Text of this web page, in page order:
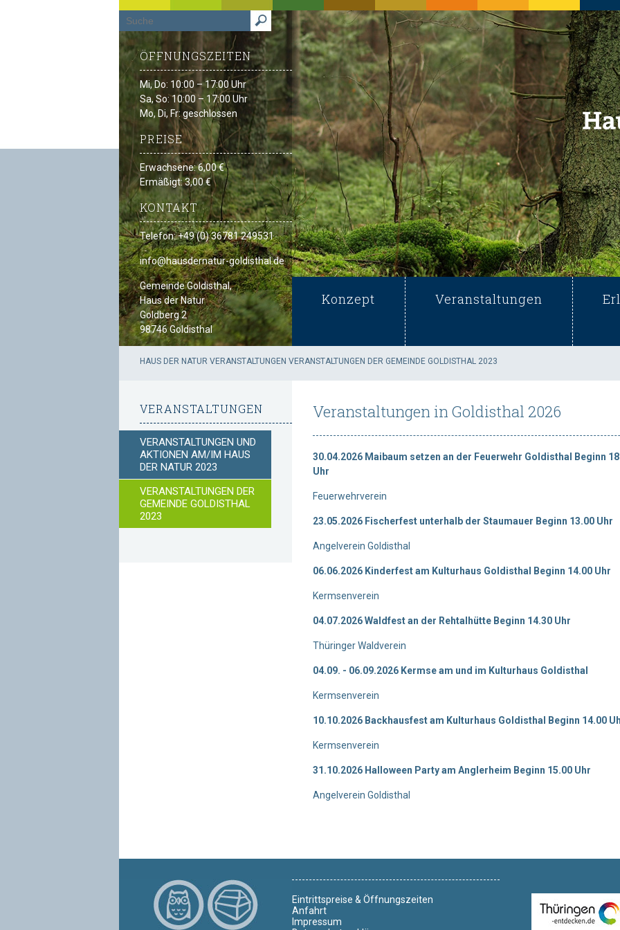
ÖFFNUNGSZEITEN
Mi, Do: 10:00 – 17:00 Uhr
Sa, So: 10:00 – 17:00 Uhr
Mo, Di, Fr: geschlossen
PREISE
Erwachsene: 6,00 €
Ermäßigt: 3,00 €
KONTAKT
Telefon: +49 (0) 36781 249531
info@hausdernatur-goldisthal.de
Gemeinde Goldisthal,
Haus der Natur
Goldberg 2
98746 Goldisthal
Konzept Veranstaltungen
HAUS DER NATUR VERANSTALTUNGEN VERANSTALTUNGEN DER GEMEINDE GOLDISTHAL 2023
Veranstaltungen in Goldisthal 2026
30.04.2026 Maibaum setzen an der Feuerwehr Goldisthal Beginn
Uhr
Feuerwehrverein
23.05.2026 Fischerfest unterhalb der Staumauer Beginn 13.00 Uhr
Angelverein Goldisthal
06.06.2026 Kinderfest am Kulturhaus Goldisthal Beginn 14.00 Uhr
Kermsenverein
04.07.2026 Waldfest an der Rehtalhütte Beginn 14.30 Uhr
Thüringer Waldverein
04.09. - 06.09.2026 Kermse am und im Kulturhaus Goldisthal
Kermsenverein
10.10.2026 Backhausfest am Kulturhaus Goldisthal Beginn 14.00
Kermsenverein
31.10.2026 Halloween Party am Anglerheim Beginn 15.00 Uhr
Angelverein Goldisthal
VERANSTALTUNGEN
VERANSTALTUNGEN UND
AKTIONEN AM/IM HAUS
DER NATUR 2023
VERANSTALTUNGEN DER
GEMEINDE GOLDISTHAL
2023
Eintrittspreise & Öffnungszeiten
Anfahrt
Impressum